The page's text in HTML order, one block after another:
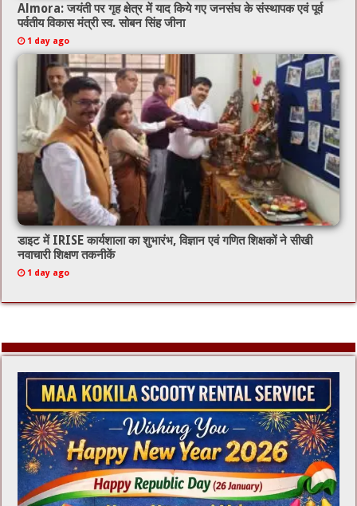
Almora: जयंती पर गृह क्षेत्र में याद किये गए जनसंघ के संस्थापक एवं पूर्व
पर्वतीय विकास मंत्री स्व. सोबन सिंह जीना
1 day ago
डाइट में IRISE कार्यशाला का शुभारंभ, विज्ञान एवं गणित शिक्षकों ने सीखी
नवाचारी शिक्षण तकनीकें
1 day ago